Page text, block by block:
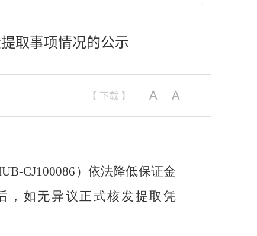
取事项情况的公示
【 下载 】
CJ100086） 依法降低保证金
，如无异议正式核发提取凭